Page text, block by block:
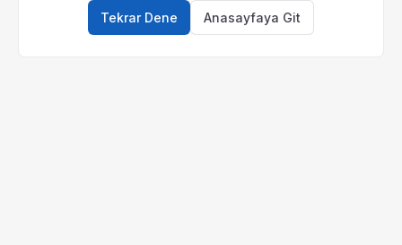
Tekrar Dene Anasayfaya Git